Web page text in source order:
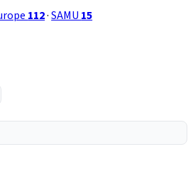
112·SAMU 15